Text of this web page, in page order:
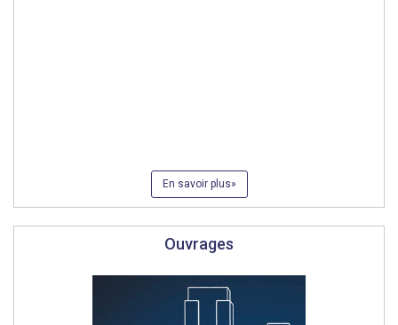
En savoir plus
Ouvrages